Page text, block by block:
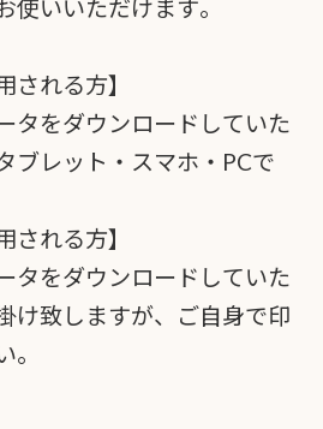
使いいただけます。
される方】
タをダウンロードしていた
ブレット・スマホ・PCで
される方】
タをダウンロードしていた
け致しますが、ご自身で印
。